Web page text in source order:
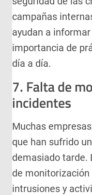
campañas
ayudan a
importancia de
día a día.
7. Falta de
incidentes
Muchas
que han sufrido
demasiado tarde.
de
intrusiones y